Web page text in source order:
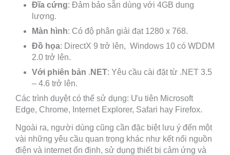
Đĩa cứng: Đảm bảo sẵn dùng với 4GB dung
lượng.
Màn hình: Có độ phân giải đạt 1280 x 768.
Đồ họa: DirectX 9 trở lên, Windows 10 có WDDM
2.0 trở lên.
Với phiên bản . NET: Yêu cầu cài đặt từ .NET 3.5
– 4.6 trở lên.
Các trình duyệt có thể sử dụng: Ưu tiên Microsoft
Edge, Chrome, Internet Explorer, Safari hay Firefox.
Ngoài ra, người dùng cũng cần đặc biệt lưu ý đến một
vài những yêu cầu quan trọng khác như kết nối nguồn
điện và internet ổn định, sử dụng thiết bị cảm ứng và